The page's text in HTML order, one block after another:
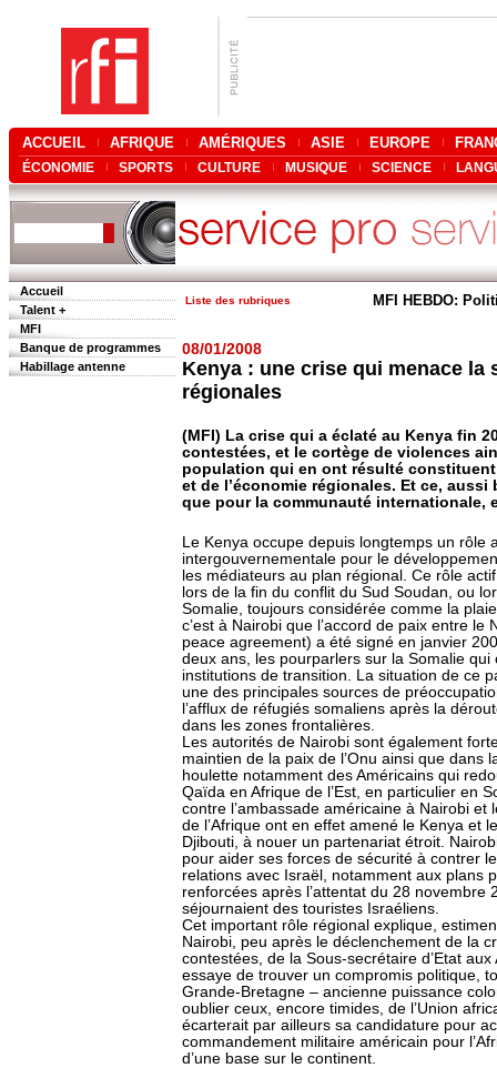
ACCUEIL AFRIQUE AMÉRIQUES ASIE EUROPE
ÉCONOMIE SPORTS CULTURE MUSIQUE SCIENCE
Accueil
Talent +
MFI
Banque de programmes
Habillage antenne
Liste des rubriques MFI HEBDO:
08/01/2008
Kenya : une crise qui menace la
régionales
(MFI) La crise qui a éclaté au Kenya fin
contestées, et le cortège de violences
population qui en ont résulté
et de l’économie régionales. Et ce,
que pour la communauté internationale,
Le Kenya occupe depuis longtemps un rôle
intergouvernementale pour le
les médiateurs au plan régional. Ce rôle
lors de la fin du conflit du Sud Soudan, ou
Somalie, toujours considérée comme la
c’est à Nairobi que l’accord de paix entre
peace agreement) a été signé en janvier
deux ans, les pourparlers sur la Somalie
institutions de transition. La situation de ce
une des principales sources de
l’afflux de réfugiés somaliens après la
dans les zones frontalières.
Les autorités de Nairobi sont également
maintien de la paix de l’Onu ainsi que
houlette notamment des Américains qui
Qaïda en Afrique de l’Est, en particulier en
contre l’ambassade américaine à Nairobi
de l’Afrique ont en effet amené le Kenya et
Djibouti, à nouer un partenariat étroit.
pour aider ses forces de sécurité à contrer
relations avec Israël, notamment aux plans
renforcées après l’attentat du 28
séjournaient des touristes Israéliens.
Cet important rôle régional explique,
Nairobi, peu après le déclenchement de la
contestées, de la Sous-secrétaire d’Etat
essaye de trouver un compromis politique,
Grande-Bretagne – ancienne puissance
oublier ceux, encore timides, de l’Union
écarterait par ailleurs sa candidature pour
commandement militaire américain pour
d’une base sur le continent.